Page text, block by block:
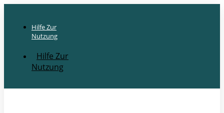
Hilfe Zur
Nutzung
Hilfe Zur
Nutzung